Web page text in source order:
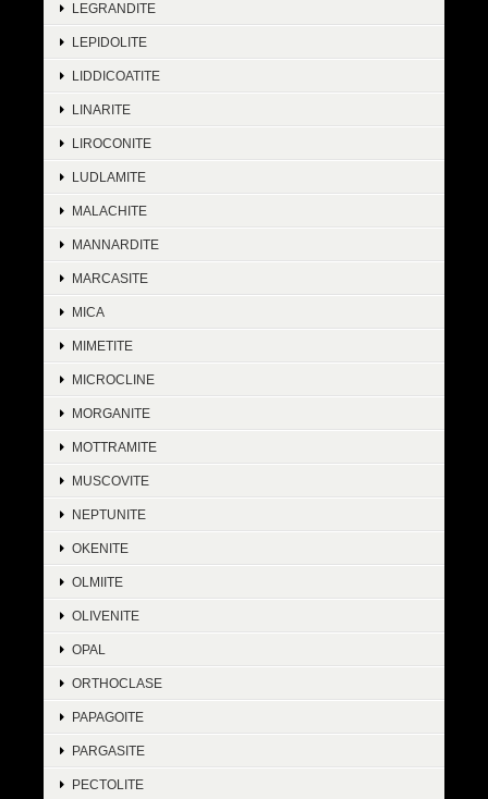
LEGRANDITE
LEPIDOLITE
LIDDICOATITE
LINARITE
LIROCONITE
LUDLAMITE
MALACHITE
MANNARDITE
MARCASITE
MICA
MIMETITE
MICROCLINE
MORGANITE
MOTTRAMITE
MUSCOVITE
NEPTUNITE
OKENITE
OLMIITE
OLIVENITE
OPAL
ORTHOCLASE
PAPAGOITE
PARGASITE
PECTOLITE